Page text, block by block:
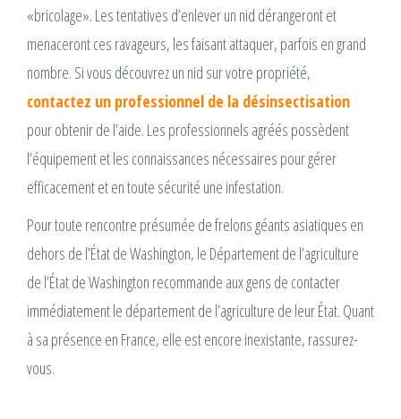
«bricolage». Les tentatives d’enlever un nid dérangeront et
menaceront ces ravageurs, les faisant attaquer, parfois en grand
nombre. Si vous découvrez un nid sur votre propriété,
contactez un professionnel de la désinsectisation
pour obtenir de l’aide. Les professionnels agréés possèdent
l’équipement et les connaissances nécessaires pour gérer
efficacement et en toute sécurité une infestation.
Pour toute rencontre présumée de frelons géants asiatiques en
dehors de l’État de Washington, le Département de l’agriculture
de l’État de Washington recommande aux gens de contacter
immédiatement le département de l’agriculture de leur État. Quant
à sa présence en France, elle est encore inexistante, rassurez-
vous.